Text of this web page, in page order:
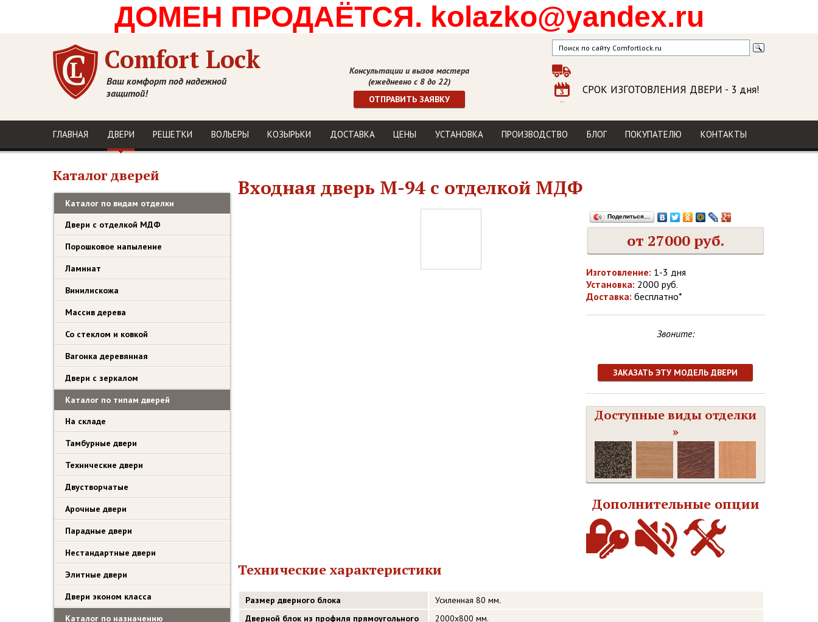
ДОМЕН ПРОДАЁТСЯ. kolazko@yandex.ru
Comfort Lock
Ваш комфорт под надежной
защитой!
Консультации и вызов мастера
(ежедневно с 8 до 22)
ОТПРАВИТЬ ЗАЯВКУ
СРОК ИЗГОТОВЛЕНИЯ ДВЕРИ - 3 дня!
МЫ В СОЦСЕТЯХ
ГЛАВНАЯ ДВЕРИ РЕШЕТКИ ВОЛЬЕРЫ КОЗЫРЬКИ ДОСТАВКА ЦЕНЫ УСТАНОВКА ПРОИЗВОДСТВО БЛОГ ПОКУПАТЕЛЮ КОНТАКТЫ
Входная дверь М-94 с отделкой МДФ
Поделиться…
от 27000 руб.
Изготовление: 1-3 дня
Установка: 2000 руб.
Доставка: бесплатно*
Звоните:
ЗАКАЗАТЬ ЭТУ МОДЕЛЬ ДВЕРИ
Доступные виды отделки
»
Дополнительные опции
Технические характеристики
Размер дверного блока
Усиленная 80 мм.
Дверной блок из профиля прямоугольного
2000х800 мм.
Каталог дверей
Каталог по видам отделки
Двери с отделкой МДФ
Порошковое напыление
Ламинат
Винилискожа
Массив дерева
Со стеклом и ковкой
Вагонка деревянная
Двери с зеркалом
Каталог по типам дверей
На складе
Тамбурные двери
Технические двери
Двустворчатые
Арочные двери
Парадные двери
Нестандартные двери
Элитные двери
Двери эконом класса
Каталог по назначению